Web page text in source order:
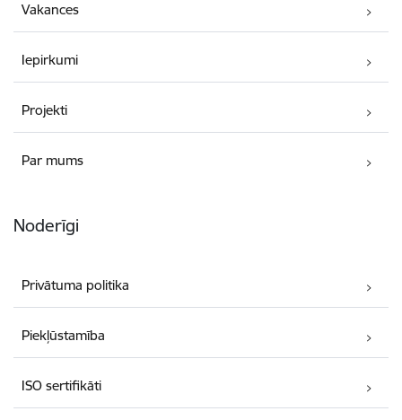
Vakances
Iepirkumi
Projekti
Par mums
Noderīgi
Privātuma politika
Piekļūstamība
ISO sertifikāti